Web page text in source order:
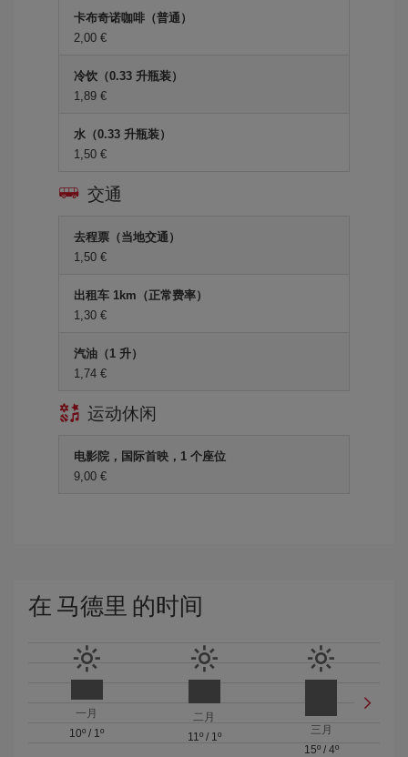
卡布奇诺咖啡（普通）
2,00 €
冷饮（0.33 升瓶装）
1,89 €
水（0.33 升瓶装）
1,50 €
交通
去程票（当地交通）
1,50 €
出租车 1km（正常费率）
1,30 €
汽油（1 升）
1,74 €
运动休闲
电影院，国际首映，1 个座位
9,00 €
在 马德里 的时间
一月
10º / 1º
二月
11º/ 1º
三月
15º/ 4º